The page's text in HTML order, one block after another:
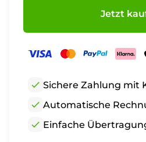
Jetzt
check Sichere Zahlung mit
check Automatische
check Einfache